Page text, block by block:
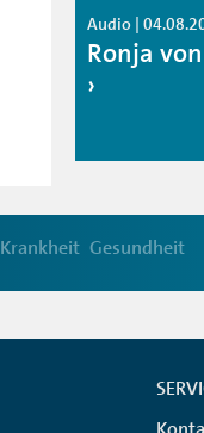
Audio |
Ronja
Krankheit Gesundheit